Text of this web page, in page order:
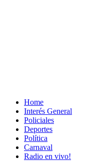
Home
Interés General
Policiales
Deportes
Política
Carnaval
Radio en vivo!